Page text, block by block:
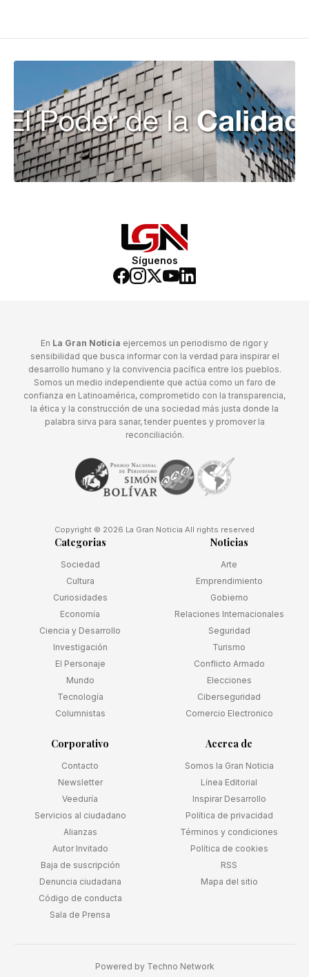
Síguenos
En La Gran Noticia ejercemos un periodismo de rigor y
sensibilidad que busca informar con la verdad para inspirar el
desarrollo humano y la convivencia pacífica entre los pueblos.
Somos un medio independiente que actúa como un faro de
confianza en Latinoamérica, comprometido con la transparencia,
la ética y la construcción de una sociedad más justa donde la
palabra sirva para sanar, tender puentes y promover la
reconciliación.
Copyright © 2026 La Gran Noticia All rights reserved
Categorias
Sociedad
Cultura
Curiosidades
Economía
Ciencia y Desarrollo
Investigación
El Personaje
Mundo
Tecnología
Columnistas
Noticias
Arte
Emprendimiento
Gobierno
Relaciones Internacionales
Seguridad
Turismo
Conflicto Armado
Elecciones
Ciberseguridad
Comercio Electronico
Corporativo
Contacto
Newsletter
Veeduría
Servicios al ciudadano
Alianzas
Autor Invitado
Baja de suscripción
Denuncia ciudadana
Código de conducta
Sala de Prensa
Acerca de
Somos la Gran Noticia
Línea Editorial
Inspirar Desarrollo
Política de privacidad
Términos y condiciones
Política de cookies
RSS
Mapa del sitio
Powered by Techno Network